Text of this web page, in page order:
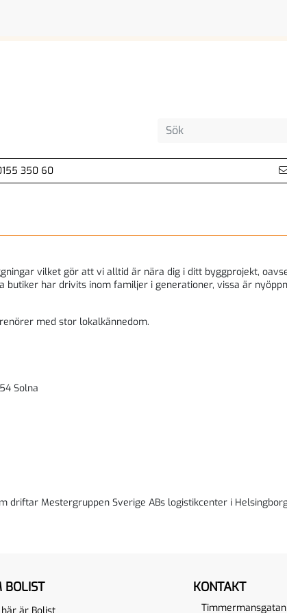
350 60
vilket gör att vi alltid är nära dig i ditt byggprojekt,
har drivits inom familjer i generationer, vissa är
med stor lokalkännedom.
Solna
driftar Mestergruppen Sverige ABs logistikcenter i
BOLIST KONTAKT